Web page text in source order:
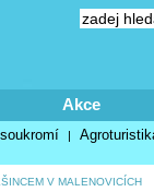
Akce
|
V MALENOVICÍCH